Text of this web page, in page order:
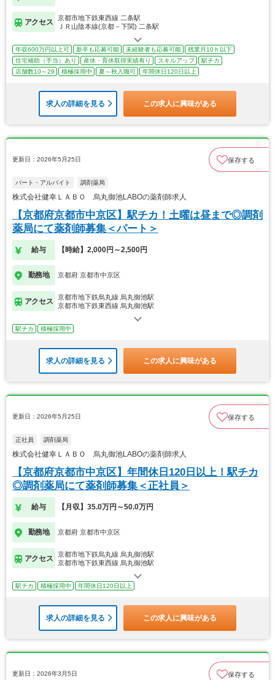
アクセス
京都市地下鉄東西線 二条駅
ＪＲ山陰本線(京都－下関) 二条駅
年収600万円以上可 新卒も応募可能 未経験者も応募可能
残業月10ｈ以下
住宅補助（手当）あり
産休・育休取得実績有り スキルアップ
駅チカ
店舗数10～29
積極採用中 夏～秋入職可 年間休日120日以上
求人の詳細を見る この求人に興味がある
更新日：2026年5月25日 保存する
パート・アルバイト 調剤薬局
株式会社健幸ＬＡＢＯ 烏丸御池LABOの薬剤師求人
【京都府京都市中京区】駅チカ！土曜は昼まで◎調剤
薬局にて薬剤師募集＜パート＞
給与 【時給】2,000円～2,500円
勤務地 京都府 京都市中京区
アクセス
京都市地下鉄烏丸線 烏丸御池駅
京都市地下鉄東西線 烏丸御池駅
駅チカ 積極採用中
求人の詳細を見る この求人に興味がある
更新日：2026年5月25日 保存する
正社員 調剤薬局
株式会社健幸ＬＡＢＯ 烏丸御池LABOの薬剤師求人
【京都府京都市中京区】年間休日120日以上！駅チカ
◎調剤薬局にて薬剤師募集＜正社員＞
給与 【月収】35.0万円～50.0万円
勤務地 京都府 京都市中京区
アクセス
京都市地下鉄烏丸線 烏丸御池駅
京都市地下鉄東西線 烏丸御池駅
駅チカ 積極採用中 年間休日120日以上
求人の詳細を見る この求人に興味がある
更新日：2026年3月5日 保存する